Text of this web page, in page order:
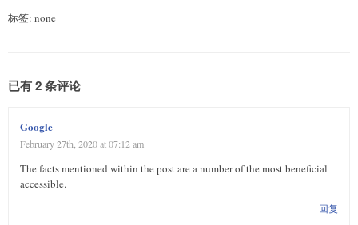
标签: none
已有 2 条评论
Google
February 27th, 2020 at 07:12 am
The facts mentioned within the post are a number of the most beneficial
accessible.
回复